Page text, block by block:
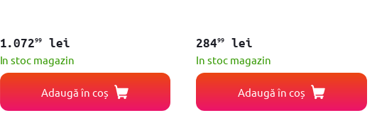
1.07299
lei
In stoc magazin
Adaugă în coș
28499
lei
In stoc magazin
Adaugă în coș